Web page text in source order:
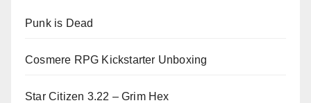
Punk is Dead
Cosmere RPG Kickstarter Unboxing
Star Citizen 3.22 – Grim Hex